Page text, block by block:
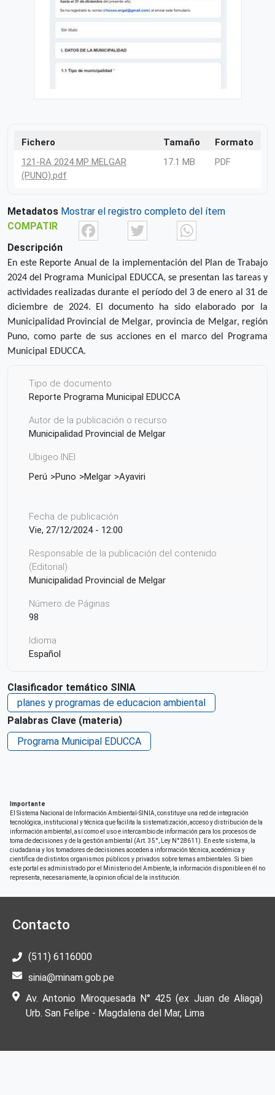
Fichero Tamaño
Formato
121-RA 2024 MP MELGAR
(PUNO).pdf
17.1 MB PDF
Metadatos Mostrar el registro completo del ítem
COMPATIR
FacebookTwitter
Descripción
En este Reporte Anual de la implementación del Plan de Trabajo
2024 del Programa Municipal EDUCCA, se presentan las tareas y
actividades realizadas durante el período del 3 de enero al 31 de
diciembre de 2024. El documento ha sido elaborado por la
Municipalidad Provincial de Melgar, provincia de Melgar, región
Puno, como parte de sus acciones en el marco del Programa
Municipal EDUCCA.
Tipo de documento
Reporte Programa Municipal EDUCCA
Autor de la publicación o recurso
Municipalidad Provincial de Melgar
Ubigeo INEI
Perú
Puno Melgar Ayaviri
Fecha de publicación
Vie, 27/12/2024 - 12:00
Responsable de la publicación del contenido
(Editorial)
Municipalidad Provincial de Melgar
Número de Páginas
98
Idioma
Español
Perú
Derechos de acceso
Acceso irrestricto a todo su contenido
Repositorio de origen
Clasificador temático SINIA
planes y programas de educacion ambiental
Palabras Clave (materia)
Programa Municipal EDUCCA
Importante
El Sistema Nacional de Información Ambiental-SINIA, constituye una red de integración
tecnológica, institucional y técnica que facilita la sistematización, acceso y distribución de la
información ambiental, así como el uso e intercambio de información para los procesos de
toma de decisiones y de la gestión ambiental (Art. 35°, Ley N°28611). En este sistema, la
ciudadania y los tomadores de decisiones acceden a información técnica, acedémica y
científica de distintos organismos públicos y privados sobre temas ambientales. Si bien
este portal es administrado por el Ministerio del Ambiente, la información disponible en él no
representa, necesariamente, la opinion oficial de la institución.
Contacto
(511) 6116000
sinia@minam.gob.pe
Av. Antonio Miroquesada N° 425 (ex Juan de Aliaga)
Urb. San Felipe - Magdalena del Mar, Lima